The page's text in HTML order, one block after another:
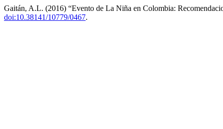
Gaitán, A.L. (2016) “Evento de La Niña en Colombia:
doi:10.38141/10779/0467.